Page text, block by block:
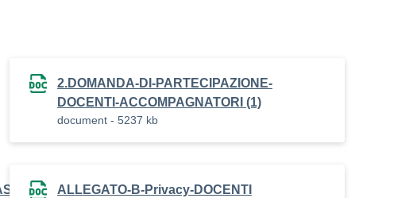
2.DOMANDA-DI-PARTECIPAZIONE-
DOCENTI-ACCOMPAGNATORI (1)
document - 5237 kb
ALLEGATO-B-Privacy-DOCENTI